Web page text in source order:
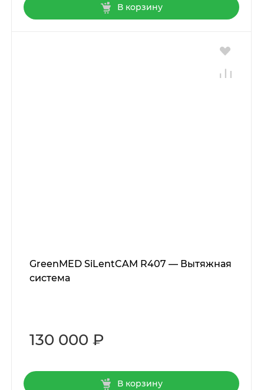
В корзину
GreenMED SiLentCAM R407 — Вытяжная
система
130 000 ₽
В корзину